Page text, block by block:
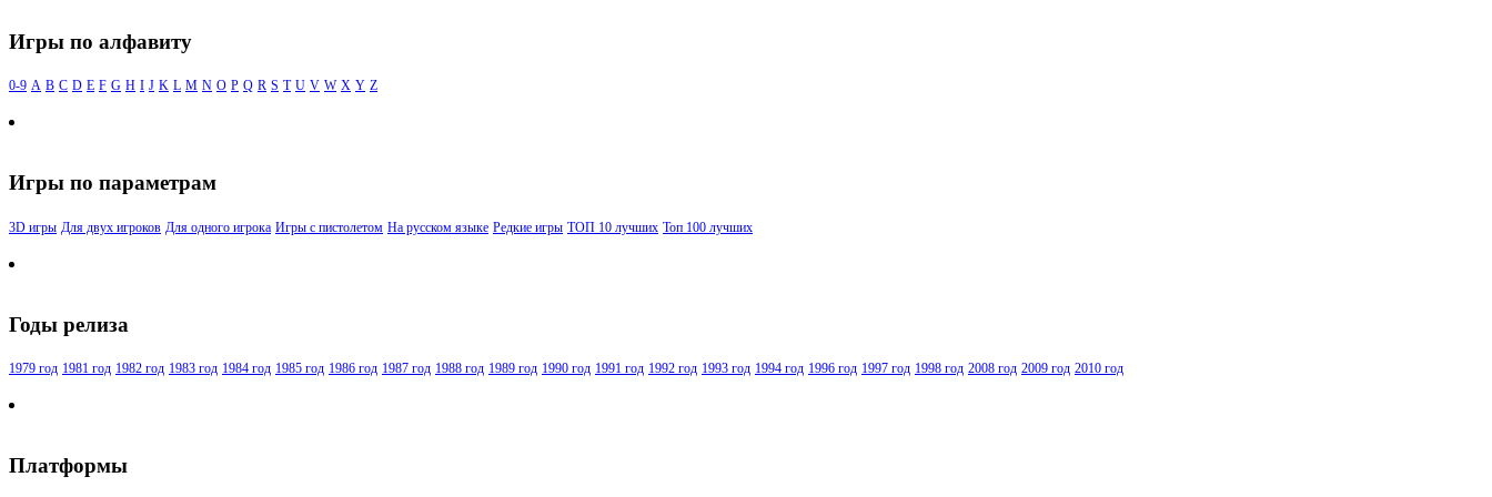
Игры по алфавиту
0-9 A B C D E F G H I J K L M N O P Q R S T U V W X Y Z
Игры по параметрам
3D игры Для двух игроков Для одного игрока Игры с пистолетом На русском языке Редкие игры ТОП 10 лучших Топ 100 лучших
Годы релиза
1979 год 1981 год 1982 год 1983 год 1984 год 1985 год 1986 год 1987 год 1988 год 1989 год 1990 год 1991 год 1992 год 1993 год 1994 год 1996 год 1997 год 1998 год 2008 год 2009 год 2010 год
Платформы